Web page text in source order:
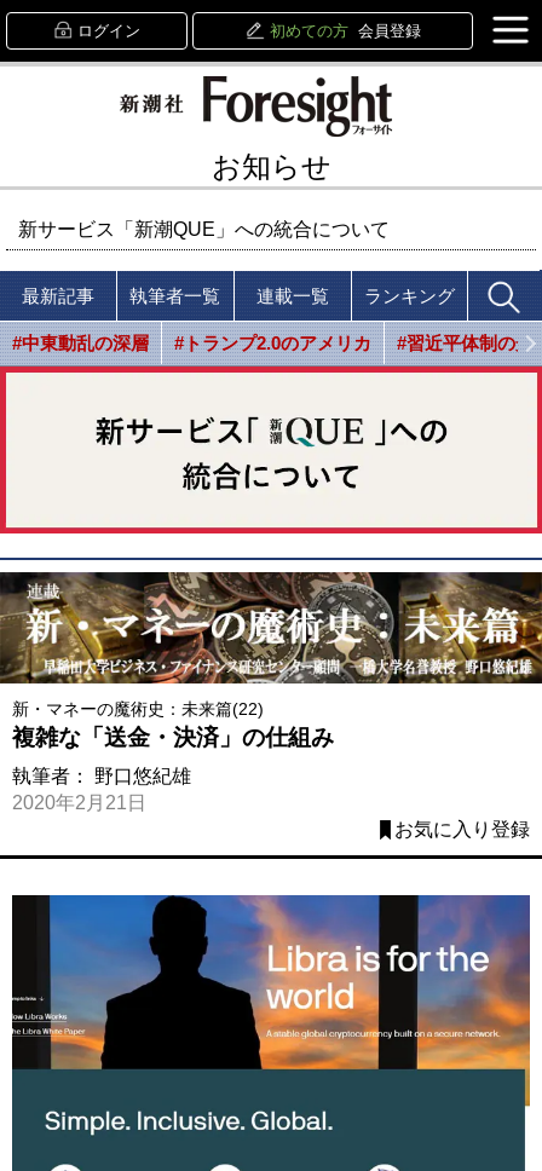
ログイン 初めての方 会員登録
お知らせ
新サービス「新潮QUE」への統合について
最新記事 執筆者一覧 連載一覧 ランキング
#中東動乱の深層 #トランプ2.0のアメリカ #習近平体制の光
新・マネーの魔術史：未来篇(22)
複雑な「送金・決済」の仕組み
執筆者： 野口悠紀雄
2020年2月21日
お気に入り登録